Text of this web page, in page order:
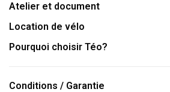
Atelier et document
Location de vélo
Pourquoi choisir Téo?
Conditions / Garantie